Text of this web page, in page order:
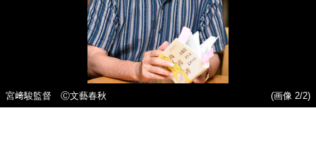
宮﨑駿監督 Ⓒ文藝春秋 (画像 2/2)